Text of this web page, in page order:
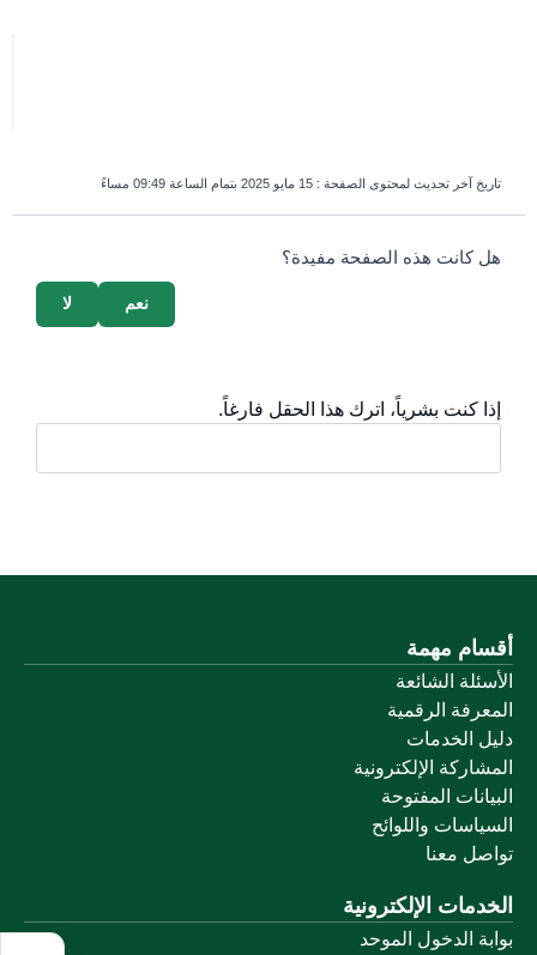
تاريخ آخر تحديث لمحتوى الصفحة : 15 مايو 2025 بتمام الساعة 09:49 مساءً
survey_v2
هل كانت هذه الصفحة مفيدة؟
لا نعم
إذا كنت بشرياً، اترك هذا الحقل فارغاً.
أقسام مهمة
الأسئلة الشائعة
المعرفة الرقمية
دليل الخدمات
المشاركة الإلكترونية
البيانات المفتوحة
السياسات واللوائح
تواصل معنا
الخدمات الإلكترونية
بوابة الدخول الموحد